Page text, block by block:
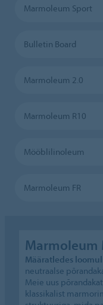
Marmoleum Sport
Bulletin Board
Marmoleum 2.0
Marmoleum R10
Mööblilinoleum
Marmoleum FR
Marmoleum
Määratledes
neutraalse
Meie uus
klassikalist